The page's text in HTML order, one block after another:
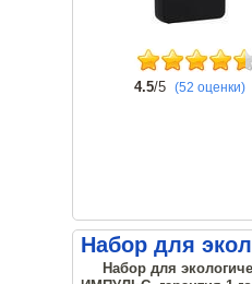
4.5/5 (52 оценки)
Набор для
Набор для